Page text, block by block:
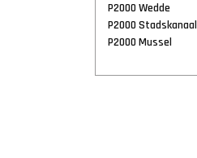
P2000 Wedde
P2000 Stadskanaal
P2000 Mussel